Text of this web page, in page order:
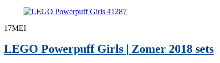
17MEI
LEGO Powerpuff Girls | Zomer 2018 sets